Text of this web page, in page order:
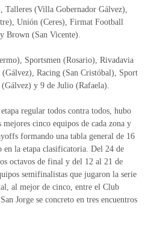
(Villa Gobernador Gálvez),
Unión (Ceres), Firmat Football
Brown (San Vicente).
Sportsmen (Rosario), Rivadavia
(Gálvez), Racing (San Cristóbal), Sport
y 9 de Julio (Rafaela).
regular todos contra todos, hubo
cinco equipos de cada zona y
formando una tabla general de 16
en la etapa clasificatoria. Del 24 de
octavos de final y del 12 al 21 de
semifinalistas que jugaron la serie
al mejor de cinco, entre el Club
Jorge se concreto en tres encuentros